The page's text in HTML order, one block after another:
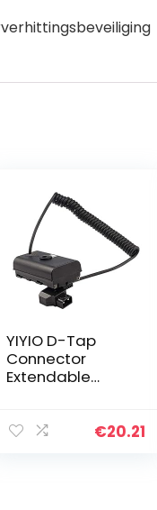
YIYIO D-Tap
Connector
Extendable
Battery NP- €20.21